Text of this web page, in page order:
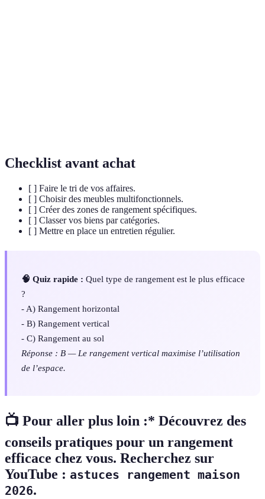
Checklist avant achat
[ ] Faire le tri de vos affaires.
[ ] Choisir des meubles multifonctionnels.
[ ] Créer des zones de rangement spécifiques.
[ ] Classer vos biens par catégories.
[ ] Mettre en place un entretien régulier.
🧠 Quiz rapide : Quel type de rangement est le plus efficace
?
- A) Rangement horizontal
- B) Rangement vertical
- C) Rangement au sol
Réponse : B — Le rangement vertical maximise l’utilisation
de l’espace.
📺 Pour aller plus loin :* Découvrez des
conseils pratiques pour un rangement
efficace chez vous. Recherchez sur
YouTube : astuces rangement maison
2026.